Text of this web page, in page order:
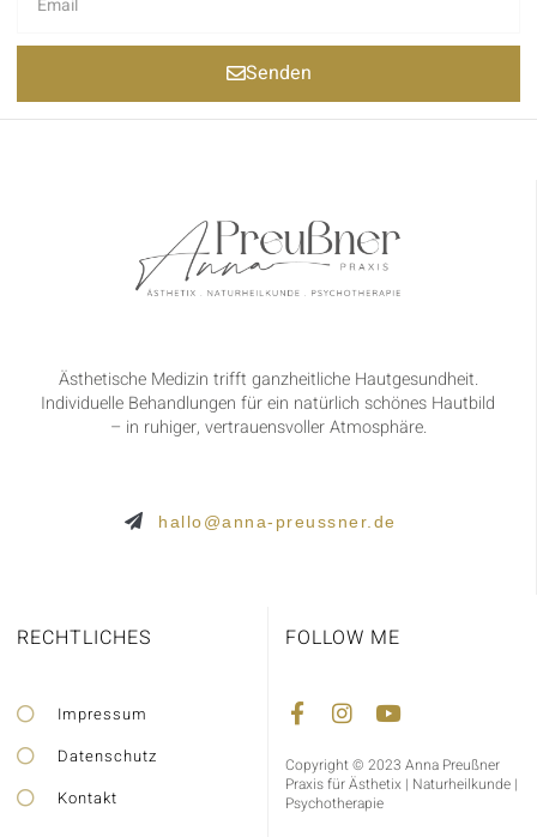
Senden
Ästhetische Medizin trifft ganzheitliche Hautgesundheit.
Individuelle Behandlungen für ein natürlich schönes Hautbild
– in ruhiger, vertrauensvoller Atmosphäre.
hallo@anna-preussner.de
RECHTLICHES
Impressum
Datenschutz
Kontakt
FOLLOW ME
Copyright © 2023 Anna Preußner
Praxis für Ästhetix | Naturheilkunde |
Psychotherapie